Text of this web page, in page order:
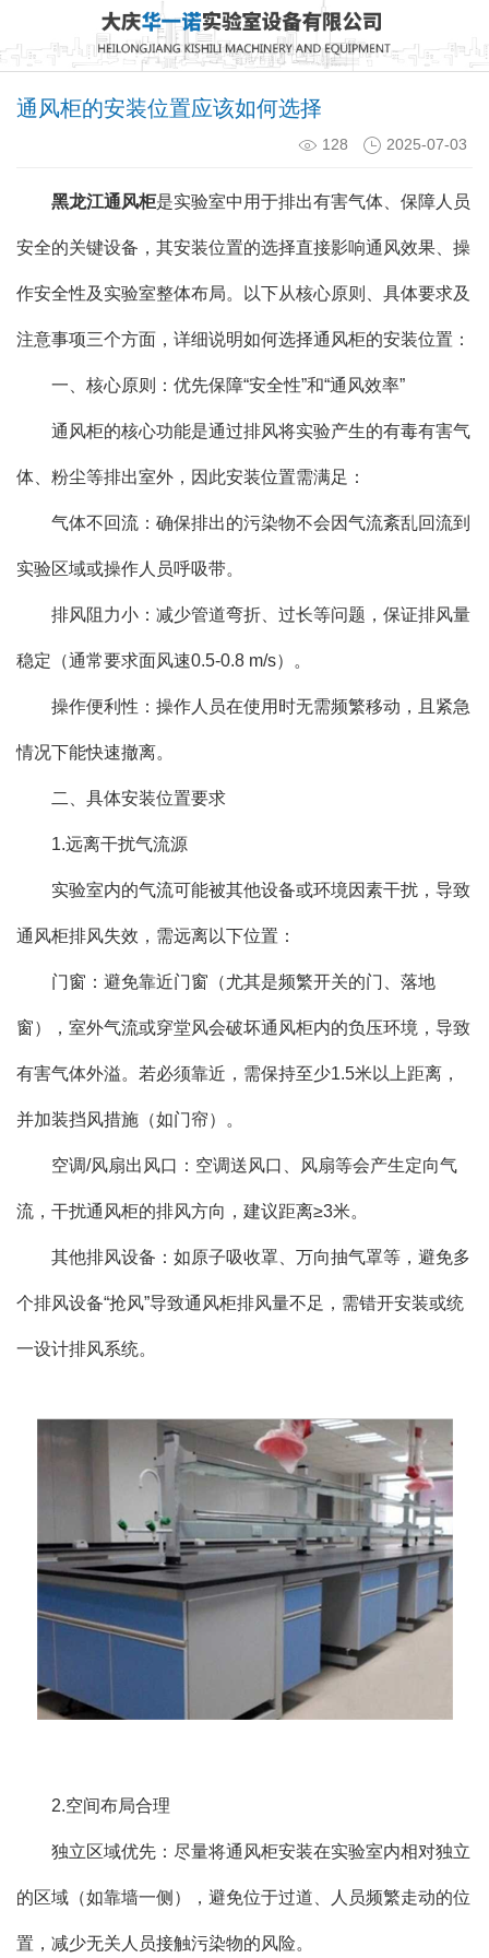
通风柜的安装位置应该如何选择
128 2025-07-03
黑龙江通风柜是实验室中用于排出有害气体、保障人员
安全的关键设备，其安装位置的选择直接影响通风效果、操
作安全性及实验室整体布局。以下从核心原则、具体要求及
注意事项三个方面，详细说明如何选择通风柜的安装位置：
一、核心原则：优先保障“安全性”和“通风效率”
通风柜的核心功能是通过排风将实验产生的有毒有害气
体、粉尘等排出室外，因此安装位置需满足：
气体不回流：确保排出的污染物不会因气流紊乱回流到
实验区域或操作人员呼吸带。
排风阻力小：减少管道弯折、过长等问题，保证排风量
稳定（通常要求面风速0.5-0.8 m/s）。
操作便利性：操作人员在使用时无需频繁移动，且紧急
情况下能快速撤离。
二、具体安装位置要求
1.远离干扰气流源
实验室内的气流可能被其他设备或环境因素干扰，导致
通风柜排风失效，需远离以下位置：
门窗：避免靠近门窗（尤其是频繁开关的门、落地
窗），室外气流或穿堂风会破坏通风柜内的负压环境，导致
有害气体外溢。若必须靠近，需保持至少1.5米以上距离，
并加装挡风措施（如门帘）。
空调/风扇出风口：空调送风口、风扇等会产生定向气
流，干扰通风柜的排风方向，建议距离≥3米。
其他排风设备：如原子吸收罩、万向抽气罩等，避免多
个排风设备“抢风”导致通风柜排风量不足，需错开安装或统
一设计排风系统。
2.空间布局合理
独立区域优先：尽量将通风柜安装在实验室内相对独立
的区域（如靠墙一侧），避免位于过道、人员频繁走动的位
置，减少无关人员接触污染物的风险。